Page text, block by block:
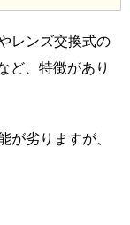
レンズ交換式の
ど、特徴があり
が劣りますが、